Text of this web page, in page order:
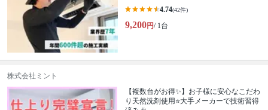
4.74(42件)
9,200円/ 1台
株式会社ミント
【複数台がお得✨】お子様に安心なこだわ
り天然洗剤使用⭐大手メーカーで技術習得